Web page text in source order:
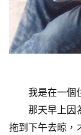
我是在一個住
那天早上因為
拖到下午去晾，